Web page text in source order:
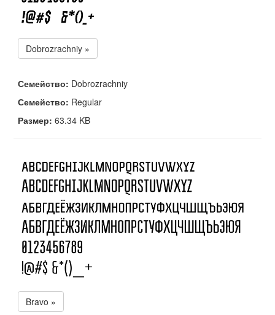
Dobrozrachniy »
Семейство: Dobrozrachniy
Семейство: Regular
Размер: 63.34 KB
Bravo »